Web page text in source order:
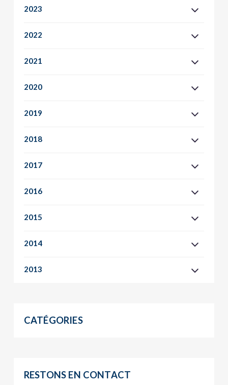
2023
2022
2021
2020
2019
2018
2017
2016
2015
2014
2013
CATÉGORIES
RESTONS EN CONTACT